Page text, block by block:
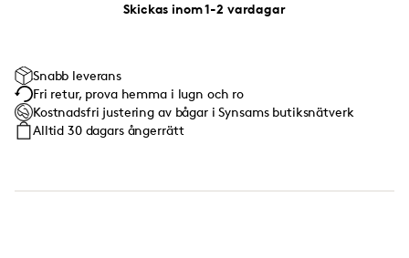
Skickas inom 1-2 vardagar
Snabb leverans
Fri retur, prova hemma i lugn och ro
Kostnadsfri justering av bågar i Synsams butiksnätverk
Alltid 30 dagars ångerrätt